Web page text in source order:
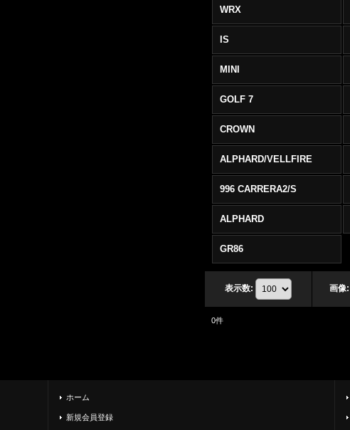
WRX
IS
MINI
GOLF 7
CROWN
ALPHARD/VELLFIRE
996 CARRERA2/S
ALPHARD
GR86
表示数: 画像:
0件
ホーム
新規会員登録